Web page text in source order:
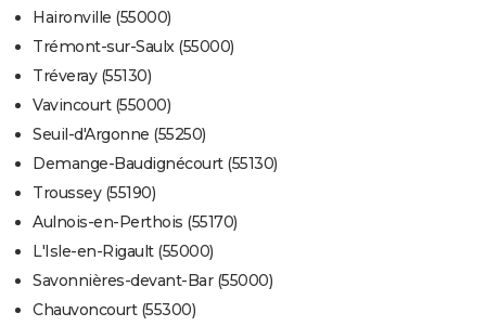
Haironville (55000)
Trémont-sur-Saulx (55000)
Tréveray (55130)
Vavincourt (55000)
Seuil-d'Argonne (55250)
Demange-Baudignécourt (55130)
Troussey (55190)
Aulnois-en-Perthois (55170)
L'Isle-en-Rigault (55000)
Savonnières-devant-Bar (55000)
Chauvoncourt (55300)